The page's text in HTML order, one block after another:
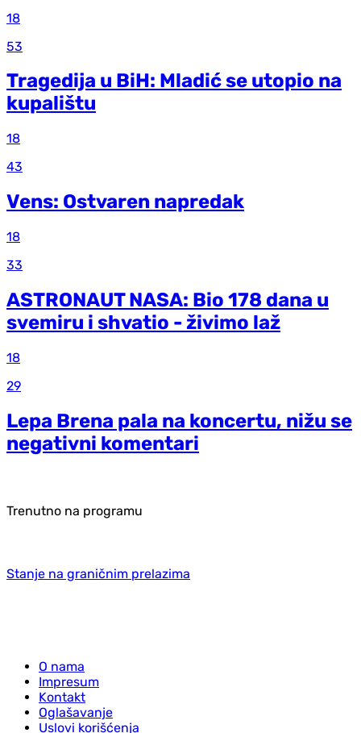
18
53
Tragedija u BiH: Mladić se utopio na
kupalištu
18
43
Vens: Ostvaren napredak
18
33
ASTRONAUT NASA: Bio 178 dana u
svemiru i shvatio - živimo laž
18
29
Lepa Brena pala na koncertu, nižu se
negativni komentari
Trenutno na programu
Stanje na graničnim prelazima
O nama
Impresum
Kontakt
Oglašavanje
Uslovi korišćenja